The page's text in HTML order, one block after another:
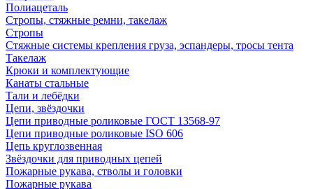
Полиацеталь
Стропы, стяжные ремни, такелаж
Стропы
Стяжные системы крепления груза, эспандеры, тросы тента
Такелаж
Крюки и комплектующие
Канаты стальные
Тали и лебёдки
Цепи, звёздочки
Цепи приводные роликовые ГОСТ 13568-97
Цепи приводные роликовые ISO 606
Цепь круглозвенная
Звёздочки для приводных цепей
Пожарные рукава, стволы и головки
Пожарные рукава